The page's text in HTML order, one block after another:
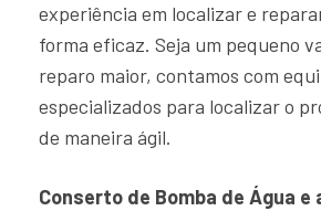
experiência em localizar e
forma eficaz. Seja um pequeno
reparo maior, contamos com
especializados para localizar o
de maneira ágil.
Conserto de Bomba de Água e